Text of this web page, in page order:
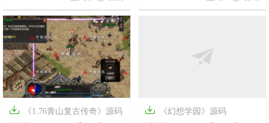

《1.76青山复古传奇》源码

《幻想学园》源码